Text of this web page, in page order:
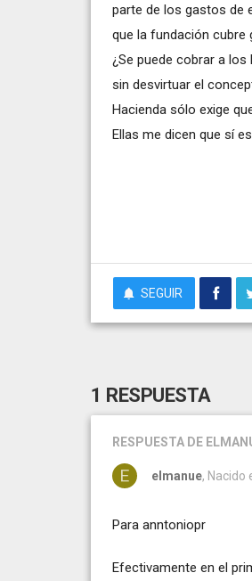
parte de los gastos de
que la fundación cubre
¿Se puede cobrar a
sin desvirtuar el
Hacienda sólo exige
Ellas me dicen que sí
SEGUIR
1 RESPUESTA
RESPUESTA DE
elmanue, Nacido
Para anntoniopr
Efectivamente en el